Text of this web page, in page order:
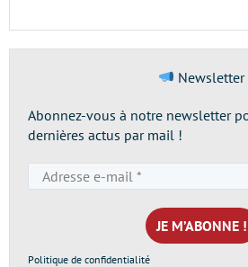
Newsletter
Abonnez-vous à notre newsletter
dernières actus par mail !
e-
mail
*
Politique de confidentialité